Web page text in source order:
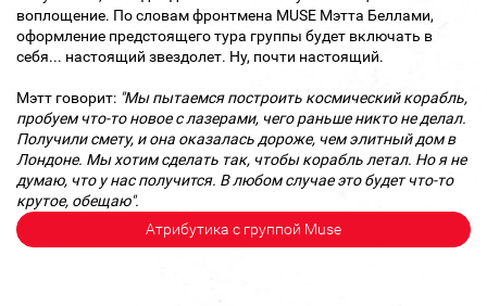
воплощение. По словам фронтмена MUSE Мэтта Беллами,
оформление предстоящего тура группы будет включать в
себя... настоящий звездолет. Ну, почти настоящий.
Мэтт говорит: "Мы пытаемся построить космический корабль,
пробуем что-то новое с лазерами, чего раньше никто не делал.
Получили смету, и она оказалась дороже, чем элитный дом в
Лондоне. Мы хотим сделать так, чтобы корабль летал. Но я не
думаю, что у нас получится. В любом случае это будет что-то
крутое, обещаю".
Атрибутика с группой Muse